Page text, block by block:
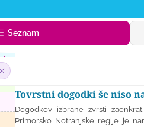
Seznam
Tovrstni dogodki še niso
Dogodkov izbrane zvrsti
Primorsko Notranjske regije je